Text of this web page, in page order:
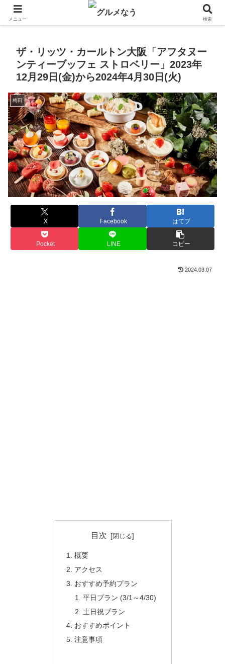
飲食店キャンペーン・食品飲料お菓子新発売のグルメニュース。
ザ・リッツ・カールトン大阪「アフタヌー
ンティーブッフェ ストロベリー」2023年
12月29日(金)から2024年4月30日(火)
梅田
X Facebook はてブ
Pocket LINE コピー
2024.03.07
目次
概要
アクセス
おすすめ予約プラン
平日プラン (3/1～4/30)
土日祝プラン
おすすめポイント
注意事項
メニュー 検索